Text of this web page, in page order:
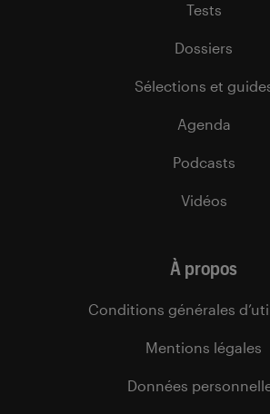
Tests
Dossiers
Sélections et
Agenda
Podcasts
Vidéos
À propos
Conditions générales
Mentions légales
Données